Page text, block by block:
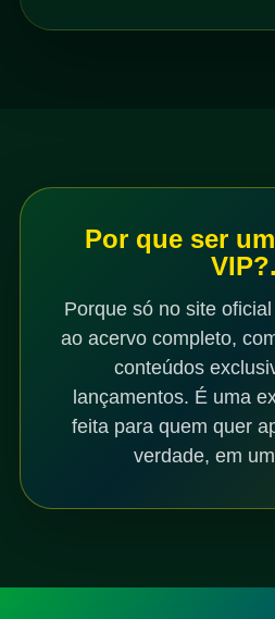
Por que ser
VIP?.
Porque só no site
ao acervo completo,
conteúdos
lançamentos. É uma
feita para quem quer
verdade, em